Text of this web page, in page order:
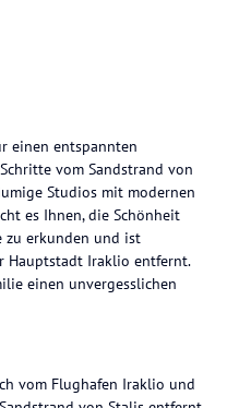
einen entspannten
vom Sandstrand von
Studios mit modernen
es Ihnen, die Schönheit
zu erkunden und ist
Hauptstadt Iraklio entfernt.
einen unvergesslichen
vom Flughafen Iraklio und